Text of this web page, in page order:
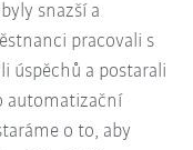
snazší a
pracovali s
úspěchů a postarali
automatizační
o to, aby